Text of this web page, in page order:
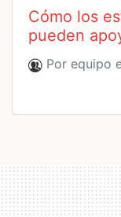
Cómo los
pueden
Por equipo